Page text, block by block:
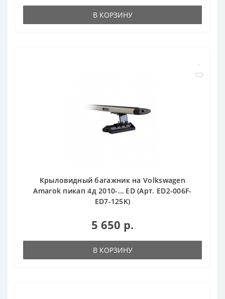
В КОРЗИНУ
Крыловидный багажник на Volkswagen
Amarok пикап 4д 2010-… ED (Арт. ED2-006F-
ED7-125K)
5 650 р.
В КОРЗИНУ